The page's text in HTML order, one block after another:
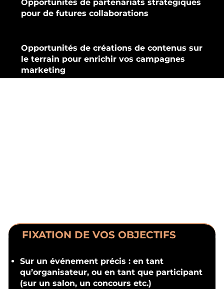
Opportunités de partenariats stratégiques
pour de futures collaborations
Opportunités de créations de contenus sur
le terrain pour enrichir vos campagnes
marketing
FIXATION DE VOS OBJECTIFS
Sur un événement précis : en tant
qu’organisateur, ou en tant que participant
(sur un salon, un concours etc.)